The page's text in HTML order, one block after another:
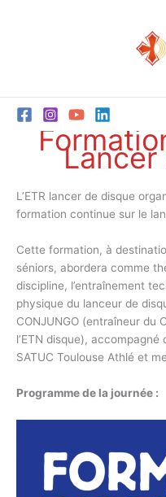
L’ETR lancer de disque
formation continue sur le
Cette formation, à
séniors, abordera comme
discipline, l’entraînement
physique du lanceur de
CONJUNGO (entraîneur du
l’ETN disque),
SATUC Toulouse Athlé et
Programme de la journée :